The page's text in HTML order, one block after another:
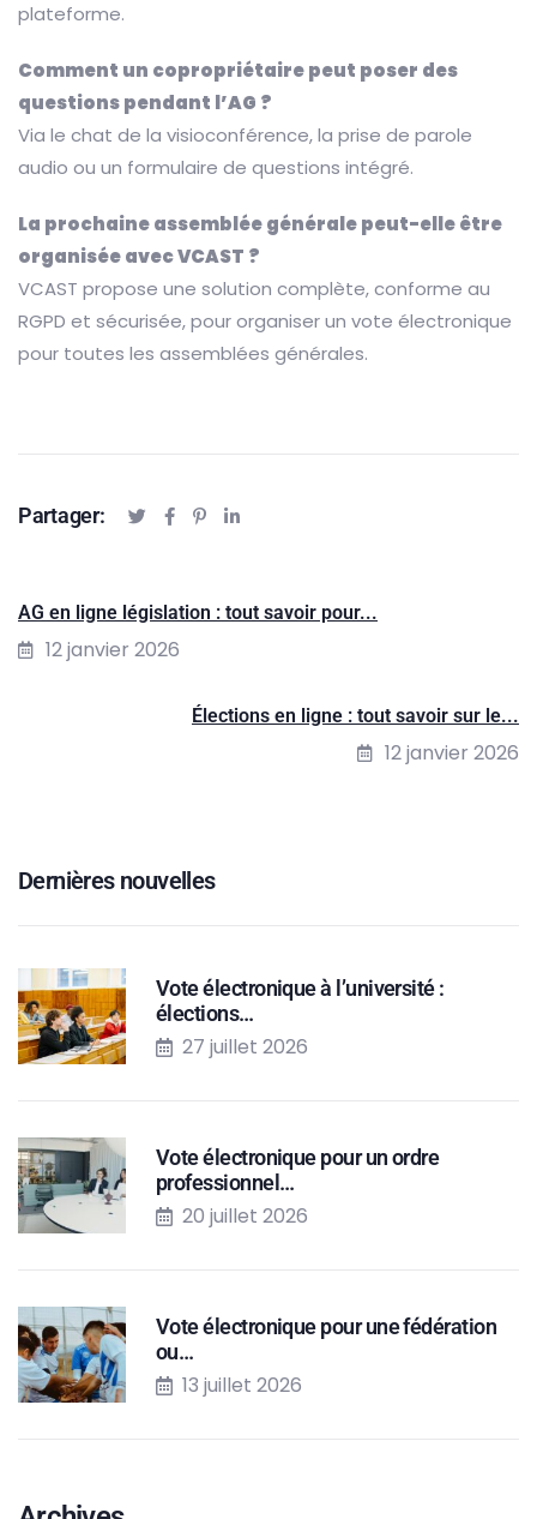
plateforme.
Comment un copropriétaire peut poser des
questions pendant l’AG ?
Via le chat de la visioconférence, la prise de parole
audio ou un formulaire de questions intégré.
La prochaine assemblée générale peut-elle être
organisée avec VCAST ?
VCAST propose une solution complète, conforme au
RGPD et sécurisée, pour organiser un vote électronique
pour toutes les assemblées générales.
Partager:
AG en ligne législation : tout savoir pour...
12 janvier 2026
Élections en ligne : tout savoir sur le...
12 janvier 2026
Dernières nouvelles
Vote électronique à l’université :
élections…
27 juillet 2026
Vote électronique pour un ordre
professionnel…
20 juillet 2026
Vote électronique pour une fédération
ou…
13 juillet 2026